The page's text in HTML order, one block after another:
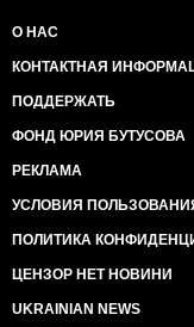
О НАС
КОНТАКТНАЯ
ПОДДЕРЖАТЬ
ФОНД ЮРИЯ БУТУСОВА
РЕКЛАМА
УСЛОВИЯ
ПОЛИТИКА
ЦЕНЗОР НЕТ НОВИНИ
UKRAINIAN NEWS